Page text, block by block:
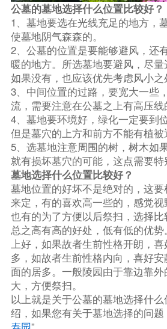
公墓的墓地选择什么位置比较好？
1、墓地要选在光线充足的地方，
使墓地阴气森森的。
2、公墓的位置是要能够避风，还
暖的地方。所选墓地要避风，尽量
如果没有，也应该优先考虑风小之
3、中间位置的过路，要宽大一些
流，需要注意在公墓之上有高压线
4、墓地要环境好，绿化一定要到
但是墓穴的上方和前方不能有植被
5、选墓地注意周围的树，树木如
就有损坏墓穴的可能，这点需要特
墓地选择什么位置比较好？
墓地位置的好坏不是绝对的，这
来定，有的喜欢高一些的，感觉视
也有的为了方便以后祭扫，选择比
总之高有高的好处，低有低的优
上好，如果故者生前性格开朗，
多，如故者生前性格内向，喜好
面的居多。一般陵园由于靠边靠
大，方便祭扫。
以上就是关于公墓的墓地选择什
绍，如果您有关于墓地选择的问题